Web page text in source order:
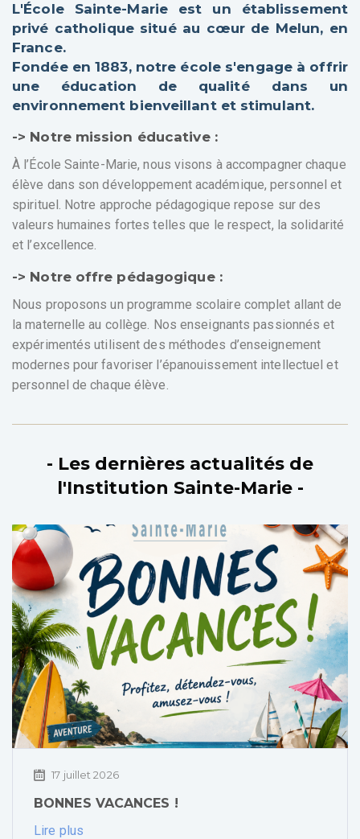
L'École Sainte-Marie est un établissement
privé catholique situé au cœur de Melun, en
France.
Fondée en 1883, notre école s'engage à offrir
une éducation de qualité dans un
environnement bienveillant et stimulant.
-> Notre mission éducative :
À l’École Sainte-Marie, nous visons à accompagner chaque
élève dans son développement académique, personnel et
spirituel. Notre approche pédagogique repose sur des
valeurs humaines fortes telles que le respect, la solidarité
et l’excellence.
-> Notre offre pédagogique :
Nous proposons un programme scolaire complet allant de
la maternelle au collège. Nos enseignants passionnés et
expérimentés utilisent des méthodes d’enseignement
modernes pour favoriser l’épanouissement intellectuel et
personnel de chaque élève.
- Les dernières actualités de
l'Institution Sainte-Marie -
17 juillet 2026
BONNES VACANCES !
Lire plus